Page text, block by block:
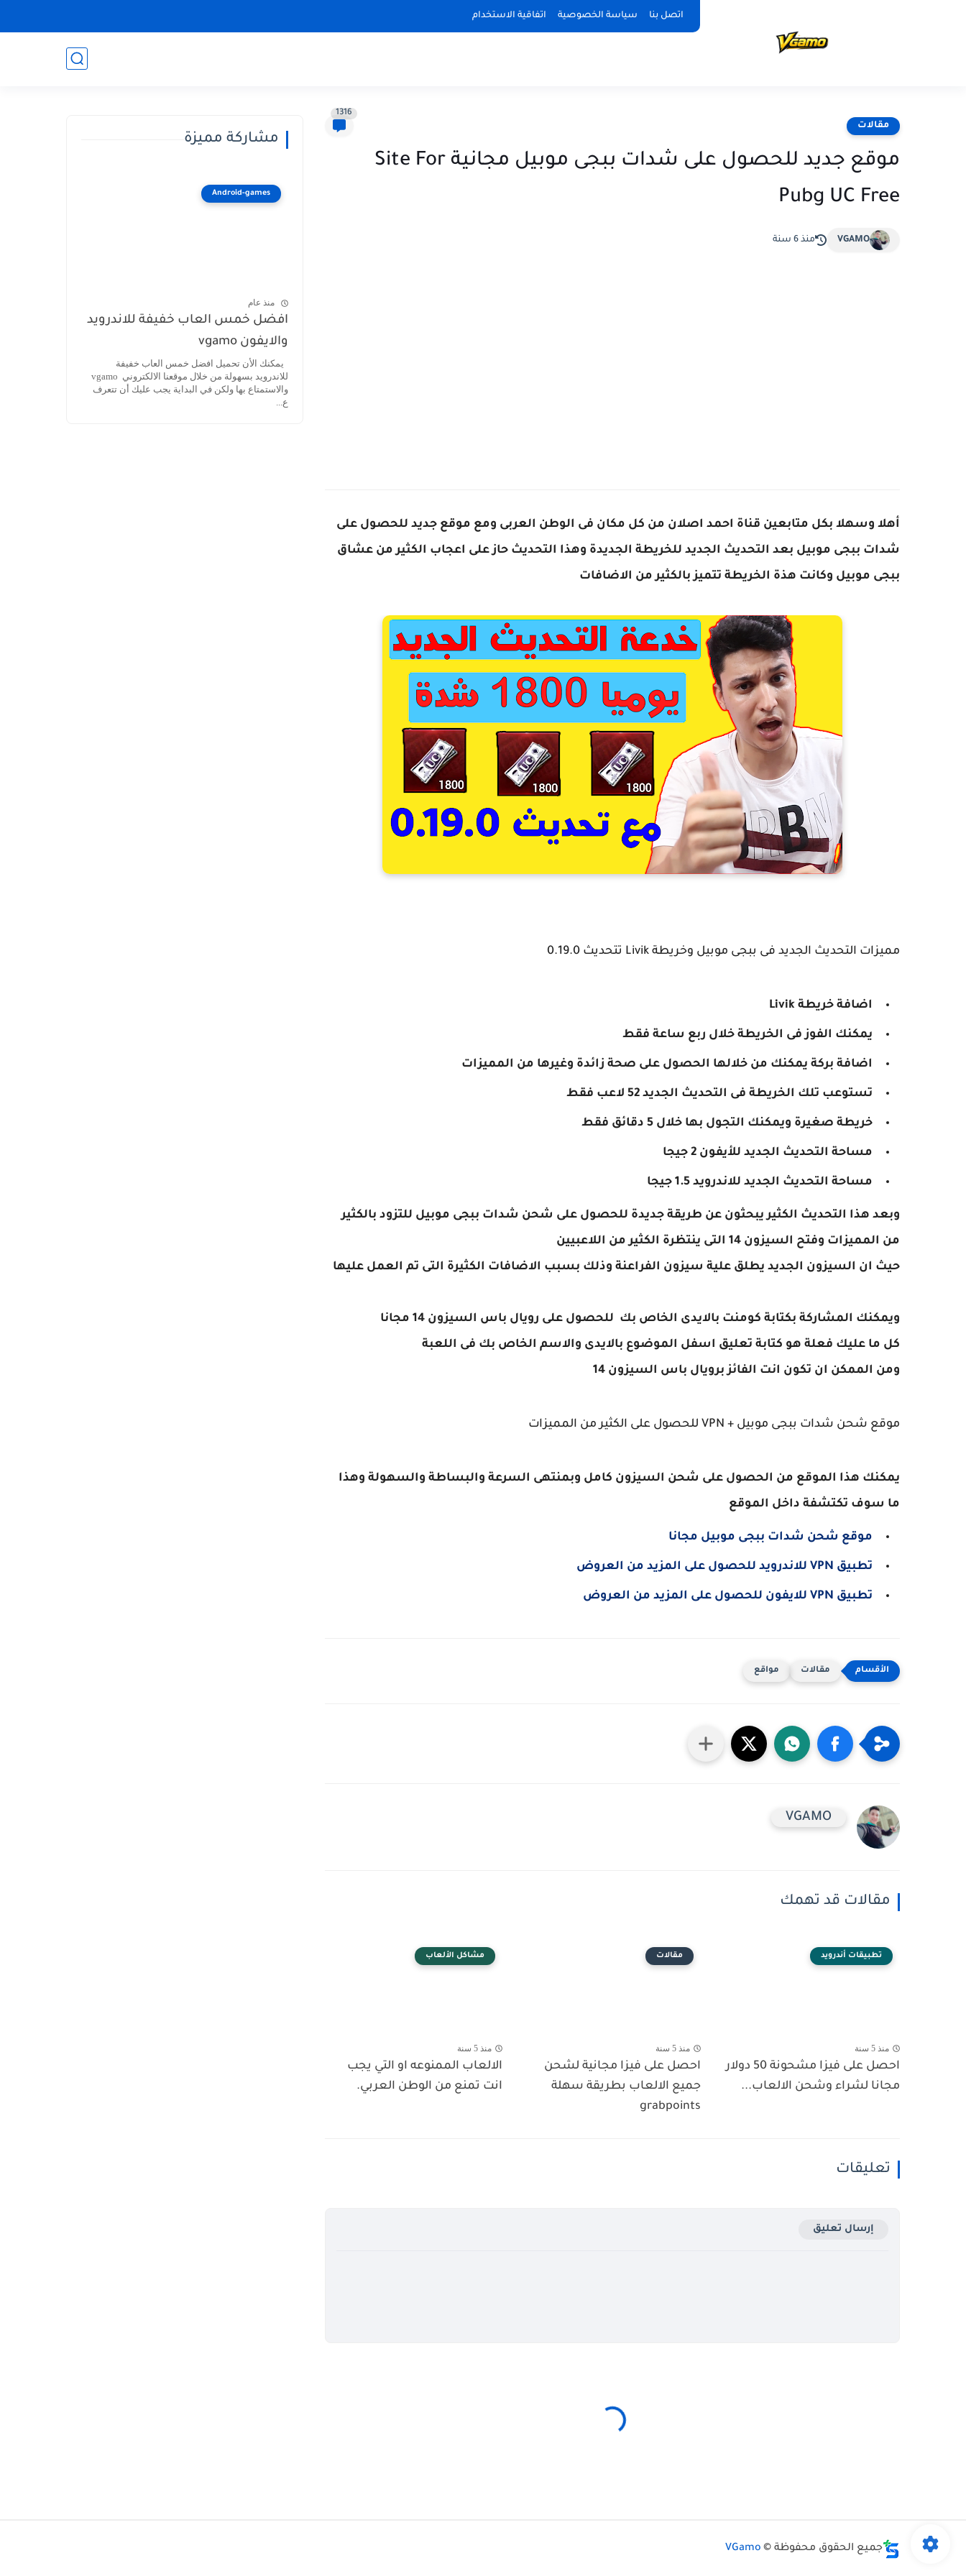
اتصل بنا سياسة الخصوصية اتفاقية الاستخدام
مقالات
1316
موقع جديد للحصول على شدات ببجى موبيل مجانية Site For
Pubg UC Free
VGAMO منذ 6 سنة
أهلا وسهلا بكل متابعين قناة احمد اصلان من كل مكان فى الوطن العربى ومع موقع جديد للحصول على
شدات ببجى موبيل بعد التحديث الجديد للخريطة الجديدة وهذا التحديث حاز على اعجاب الكثير من عشاق
ببجى موبيل وكانت هذة الخريطة تتميز بالكثير من الاضافات
مميزات التحديث الجديد فى ببجى موبيل وخريطة Livik تتحديث 0.19.0
اضافة خريطة Livik
يمكنك الفوز فى الخريطة خلال ربع ساعة فقط
اضافة بركة يمكنك من خلالها الحصول على صحة زائدة وغيرها من المميزات
تستوعب تلك الخريطة فى التحديث الجديد 52 لاعب فقط
خريطة صغيرة ويمكنك التجول بها خلال 5 دقائق فقط
مساحة التحديث الجديد للأيفون 2 جيجا
مساحة التحديث الجديد للاندرويد 1.5 جيجا
وبعد هذا التحديث الكثير يبحثون عن طريقة جديدة للحصول على شحن شدات ببجى موبيل للتزود بالكثير
من المميزات وفتح السيزون 14 التى ينتظرة الكثير من اللاعبيين
حيث ان السيزون الجديد يطلق علية سيزون الفراعنة وذلك بسبب الاضافات الكثيرة التى تم العمل عليها
ويمكنك المشاركة بكتابة كومنت بالايدى الخاص بك للحصول على رويال باس السيزون 14 مجانا
كل ما عليك فعلة هو كتابة تعليق اسفل الموضوع بالايدى والاسم الخاص بك فى اللعبة
ومن الممكن ان تكون انت الفائز برويال باس السيزون 14
موقع شحن شدات ببجى موبيل + VPN للحصول على الكثير من المميزات
يمكنك هذا الموقع من الحصول على شحن السيزون كامل وبمنتهى السرعة والبساطة والسهولة وهذا
ما سوف تكتشفة داخل الموقع
موقع شحن شدات ببجى موبيل مجانا
تطبيق VPN للاندرويد للحصول على المزيد من العروض
تطبيق VPN للايفون للحصول على المزيد من العروض
مقالات مواقع
VGAMO
مقالات قد تهمك
تطبيقات أندرويد
منذ 5 سنة
احصل على فيزا مشحونة 50 دولار
مجانا لشراء وشحن الالعاب...
مقالات
منذ 5 سنة
احصل على فيزا مجانية لشحن
جميع الالعاب بطريقة سهلة
grabpoints
مشاكل الألعاب
منذ 5 سنة
الالعاب الممنوعه او التي يجب
انت تمنع من الوطن العربي.
تعليقات
إرسال تعليق
مشاركة مميزة
Android-games
منذ عام
افضل خمس العاب خفيفة للاندرويد
والايفون vgamo
يمكنك الأن تحميل افضل خمس العاب خفيفة
للاندرويد بسهولة من خلال موقعنا الالكتروني vgamo
والاستمتاع بها ولكن في البداية يجب عليك أن تتعرف
ع...
جميع الحقوق محفوظة © VGamo